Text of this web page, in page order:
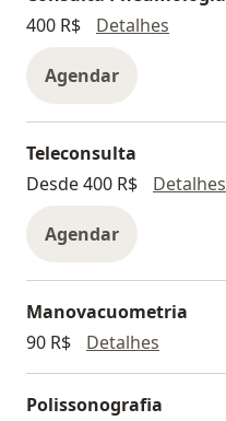
400 R$
Detalhes
Agendar
Teleconsulta
Desde 400 R$
Detalhes
Agendar
Manovacuometria
90 R$
Detalhes
Polissonografia